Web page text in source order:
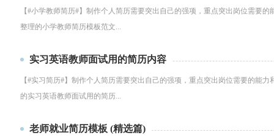
【#小学教师简历#】制作个人简历需要突出自己的强项，重点突出岗位需要
整理的小学教师简历模板范文...
实习英语教师面试用的简历内容
【#实习简历#】制作个人简历需要突出自己的强项，重点突出岗位需要的能
的实习英语教师面试用的简历...
老师就业简历模板 (精选篇)